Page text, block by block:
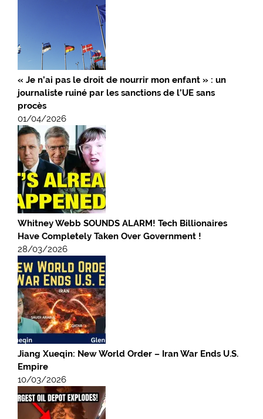
« Je n’ai pas le droit de nourrir mon enfant » : un
journaliste ruiné par les sanctions de l’UE sans
procès
01/04/2026
Whitney Webb SOUNDS ALARM! Tech Billionaires
Have Completely Taken Over Government !
28/03/2026
Jiang Xueqin: New World Order – Iran War Ends U.S.
Empire
10/03/2026